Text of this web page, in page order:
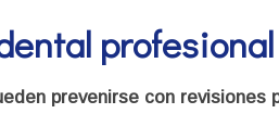
prevenirse con